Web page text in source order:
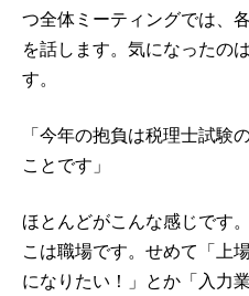
つ全体ミーティングでは、
を話します。気になったの
す。
「今年の抱負は税理士試験
ことです」
ほとんどがこんな感じです
こは職場です。せめて「上
になりたい！」とか「入力